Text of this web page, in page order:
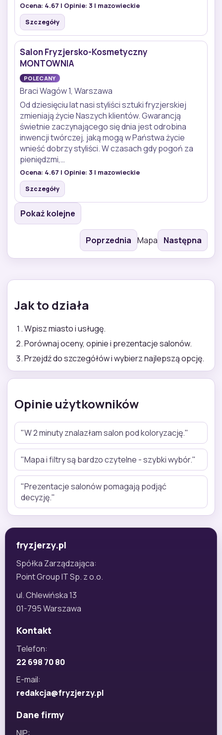
Ocena: 4.67 | Opinie: 3 | mazowieckie
Szczegóły
Salon Fryzjersko-Kosmetyczny
MONTOWNIA
POLECANY
Braci Wagów 1, Warszawa
Od dziesięciu lat nasi styliści sztuki fryzjerskiej
zmieniają życie Naszych klientów. Gwarancją
świetnie zaczynającego się dnia jest odrobina
inwencji twórczej, jaką mogą w Państwa życie
wnieść dobrzy styliści. W czasach gdy pogoń za
pieniędzmi,…
Ocena: 4.67 | Opinie: 3 | mazowieckie
Szczegóły
Pokaż kolejne
Poprzednia Mapa Następna
Jak to działa
Wpisz miasto i usługę.
Porównaj oceny, opinie i prezentacje salonów.
Przejdź do szczegółów i wybierz najlepszą opcję.
Opinie użytkowników
"W 2 minuty znalazłam salon pod koloryzację."
"Mapa i filtry są bardzo czytelne - szybki wybór."
"Prezentacje salonów pomagają podjąć
decyzję."
fryzjerzy.pl
Spółka Zarządzająca:
Point Group IT Sp. z o.o.
ul. Chlewińska 13
01-795 Warszawa
Kontakt
Telefon:
22 698 70 80
E-mail:
redakcja@fryzjerzy.pl
Dane firmy